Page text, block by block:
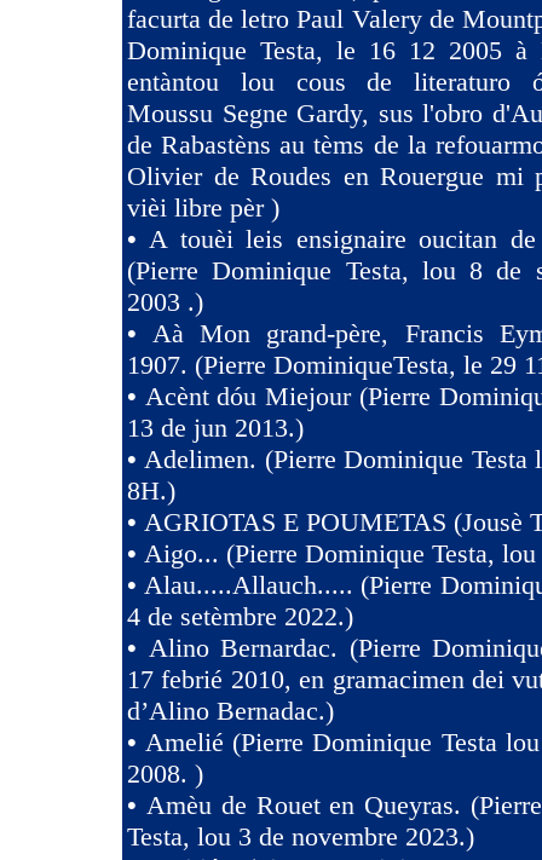
facurta de letro Paul Valery de
Dominique Testa, le 16 12 2005 à
entàntou lou cous de literaturo
Moussu Segne Gardy, sus l'obro
de Rabastèns au tèms de la
Olivier de Roudes en Rouergue mi
vièi libre pèr )
•A touèi leis ensignaire oucitan
(Pierre Dominique Testa, lou 8 de
2003 .)
•Aà Mon grand-père, Francis
1907. (Pierre DominiqueTesta, le 29
• Acènt dóu Miejour (Pierre
13 de jun 2013.)
•Adelimen. (Pierre Dominique Testa
8H.)
• AGRIOTAS E POUMETAS (Jousè
• Aigo... (Pierre Dominique Testa, lou
•Alau.....Allauch..... (Pierre
4 de setèmbre 2022.)
• Alino Bernardac. (Pierre
17 febrié 2010, en gramacimen dei
d’Alino Bernadac.)
•Amelié (Pierre Dominique Testa
2008. )
• Amèu de Rouet en Queyras.
Testa, lou 3 de novembre 2023.)